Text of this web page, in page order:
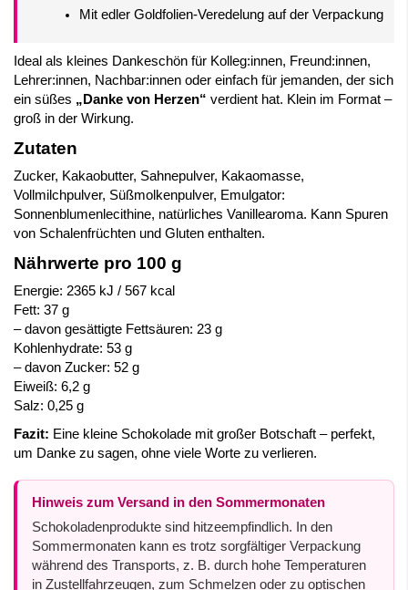
Mit edler Goldfolien-Veredelung auf der Verpackung
Ideal als kleines Dankeschön für Kolleg:innen, Freund:innen,
Lehrer:innen, Nachbar:innen oder einfach für jemanden, der sich
ein süßes „Danke von Herzen“ verdient hat. Klein im Format –
groß in der Wirkung.
Zutaten
Zucker, Kakaobutter, Sahnepulver, Kakaomasse,
Vollmilchpulver, Süßmolkenpulver, Emulgator:
Sonnenblumenlecithine, natürliches Vanillearoma. Kann Spuren
von Schalenfrüchten und Gluten enthalten.
Nährwerte pro 100 g
Energie: 2365 kJ / 567 kcal
Fett: 37 g
– davon gesättigte Fettsäuren: 23 g
Kohlenhydrate: 53 g
– davon Zucker: 52 g
Eiweiß: 6,2 g
Salz: 0,25 g
Fazit: Eine kleine Schokolade mit großer Botschaft – perfekt,
um Danke zu sagen, ohne viele Worte zu verlieren.
Hinweis zum Versand in den Sommermonaten
Schokoladenprodukte sind hitzeempfindlich. In den
Sommermonaten kann es trotz sorgfältiger Verpackung
während des Transports, z. B. durch hohe Temperaturen
in Zustellfahrzeugen, zum Schmelzen oder zu optischen